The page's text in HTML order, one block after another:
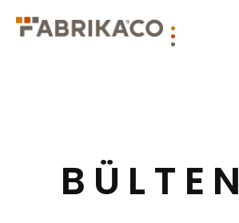
BÜLTEN